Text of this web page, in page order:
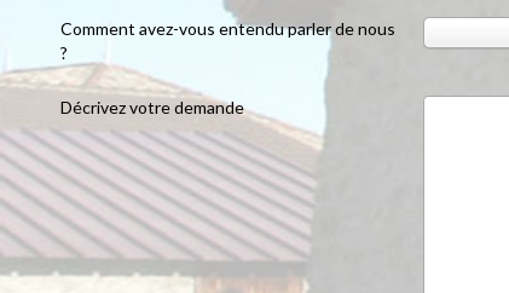
Comment avez-vous entendu parler de nous
?
Décrivez votre demande